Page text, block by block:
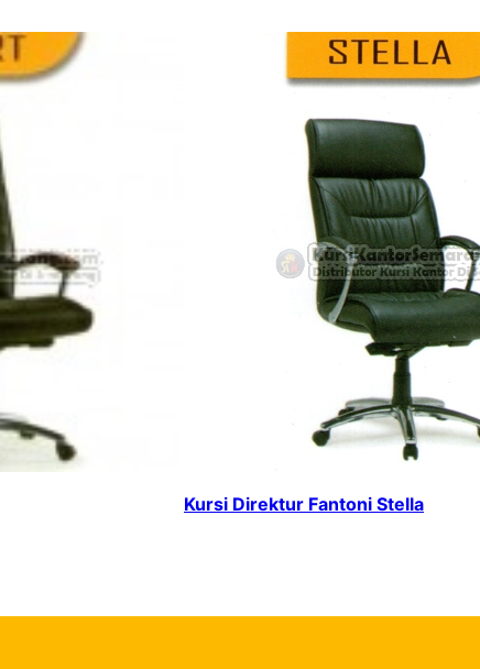
Kursi Direktur Fantoni Stella